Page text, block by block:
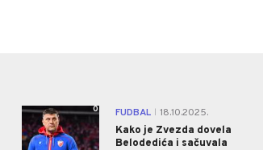
0 FUDBAL
18.10.2025.
Kako je Zvezda dovela
Belodedića i sačuvala